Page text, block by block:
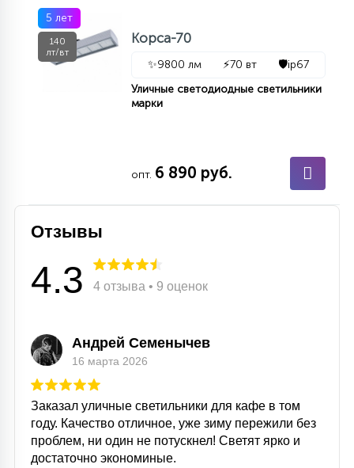
5 лет
140
лт/вт
Корса-70
✨9800 лм ⚡70 вт 🛡️ip67
Уличные светодиодные светильники
марки
опт. 6 890 руб.
Отзывы
4.3 4 отзыва • 9 оценок
Андрей Семенычев
16 марта 2026
Заказал уличные светильники для кафе в том
году. Качество отличное, уже зиму пережили без
проблем, ни один не потускнел! Светят ярко и
достаточно экономиные.